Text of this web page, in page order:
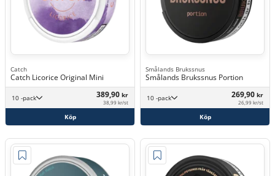
Catch
Catch Licorice Original Mini
10 -pack 389,90 kr
38,99 kr/st
Köp
Smålands Brukssnus
Smålands Brukssnus Portion
10 -pack 269,90 kr
26,99 kr/st
Köp